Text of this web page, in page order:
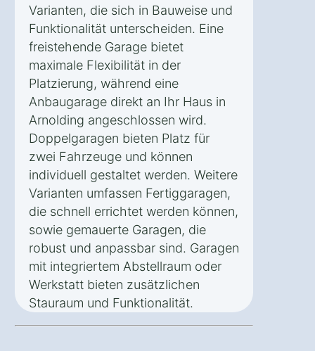
Varianten, die sich in Bauweise und
Funktionalität unterscheiden. Eine
freistehende Garage bietet
maximale Flexibilität in der
Platzierung, während eine
Anbaugarage direkt an Ihr Haus in
Arnolding angeschlossen wird.
Doppelgaragen bieten Platz für
zwei Fahrzeuge und können
individuell gestaltet werden. Weitere
Varianten umfassen Fertiggaragen,
die schnell errichtet werden können,
sowie gemauerte Garagen, die
robust und anpassbar sind. Garagen
mit integriertem Abstellraum oder
Werkstatt bieten zusätzlichen
Stauraum und Funktionalität.